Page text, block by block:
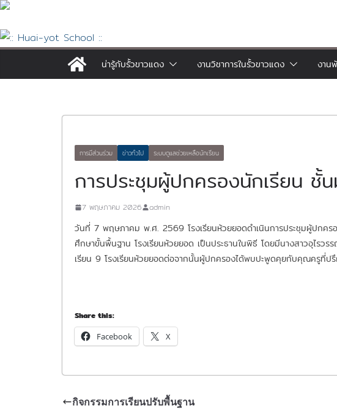
Skip
content
น่ารู้กับรั้วขาวแดง งานวิชาการในรั้วขาวแดง งาน
การมีส่วนร่วม ข่าวทั่วไป ระบบดูแลช่วยเหลือนักเรียน
การประชุมผู้ปกครองนักเรียน
7 พฤษภาคม 2026 admin
วันที่ 7 พฤษภาคม พ.ศ. 2569 โรงเรียนห้วยยอดดำเนินการประชุมผู้ปก
ศึกษาขั้นพื้นฐาน โรงเรียนห้วยยอด เป็นประธานในพิธี โดยมีนางสาวอุไร
เรียน 9 โรงเรียนห้วยยอดต่อจากนั้นผู้ปกครองได้พบปะพูดคุยกับคุณครูที่ป
Share this:
Facebook X
กิจกรรมการเรียนปรับพื้นฐาน